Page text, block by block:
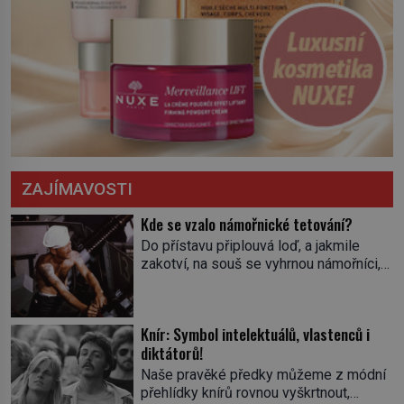
ZAJÍMAVOSTI
Kde se vzalo námořnické tetování?
Do přístavu připlouvá loď, a jakmile
zakotví, na souš se vyhrnou námořníci,
potetované paže. Námořnická kérka je
totiž něco jako uniforma. Tetování jako
takové má velmi hlubokou minulost.
Tetovaný je už pračlověk Ötzi, který
Knír: Symbol intelektuálů, vlastenců i
diktátorů!
Naše pravěké předky můžeme z módní
přehlídky knírů rovnou vyškrtnout,